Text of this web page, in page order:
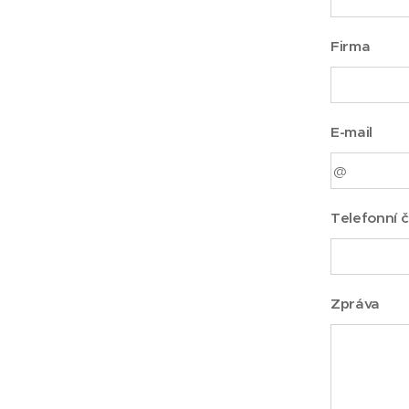
Firma
E-mail
Telefonní
Zpráva